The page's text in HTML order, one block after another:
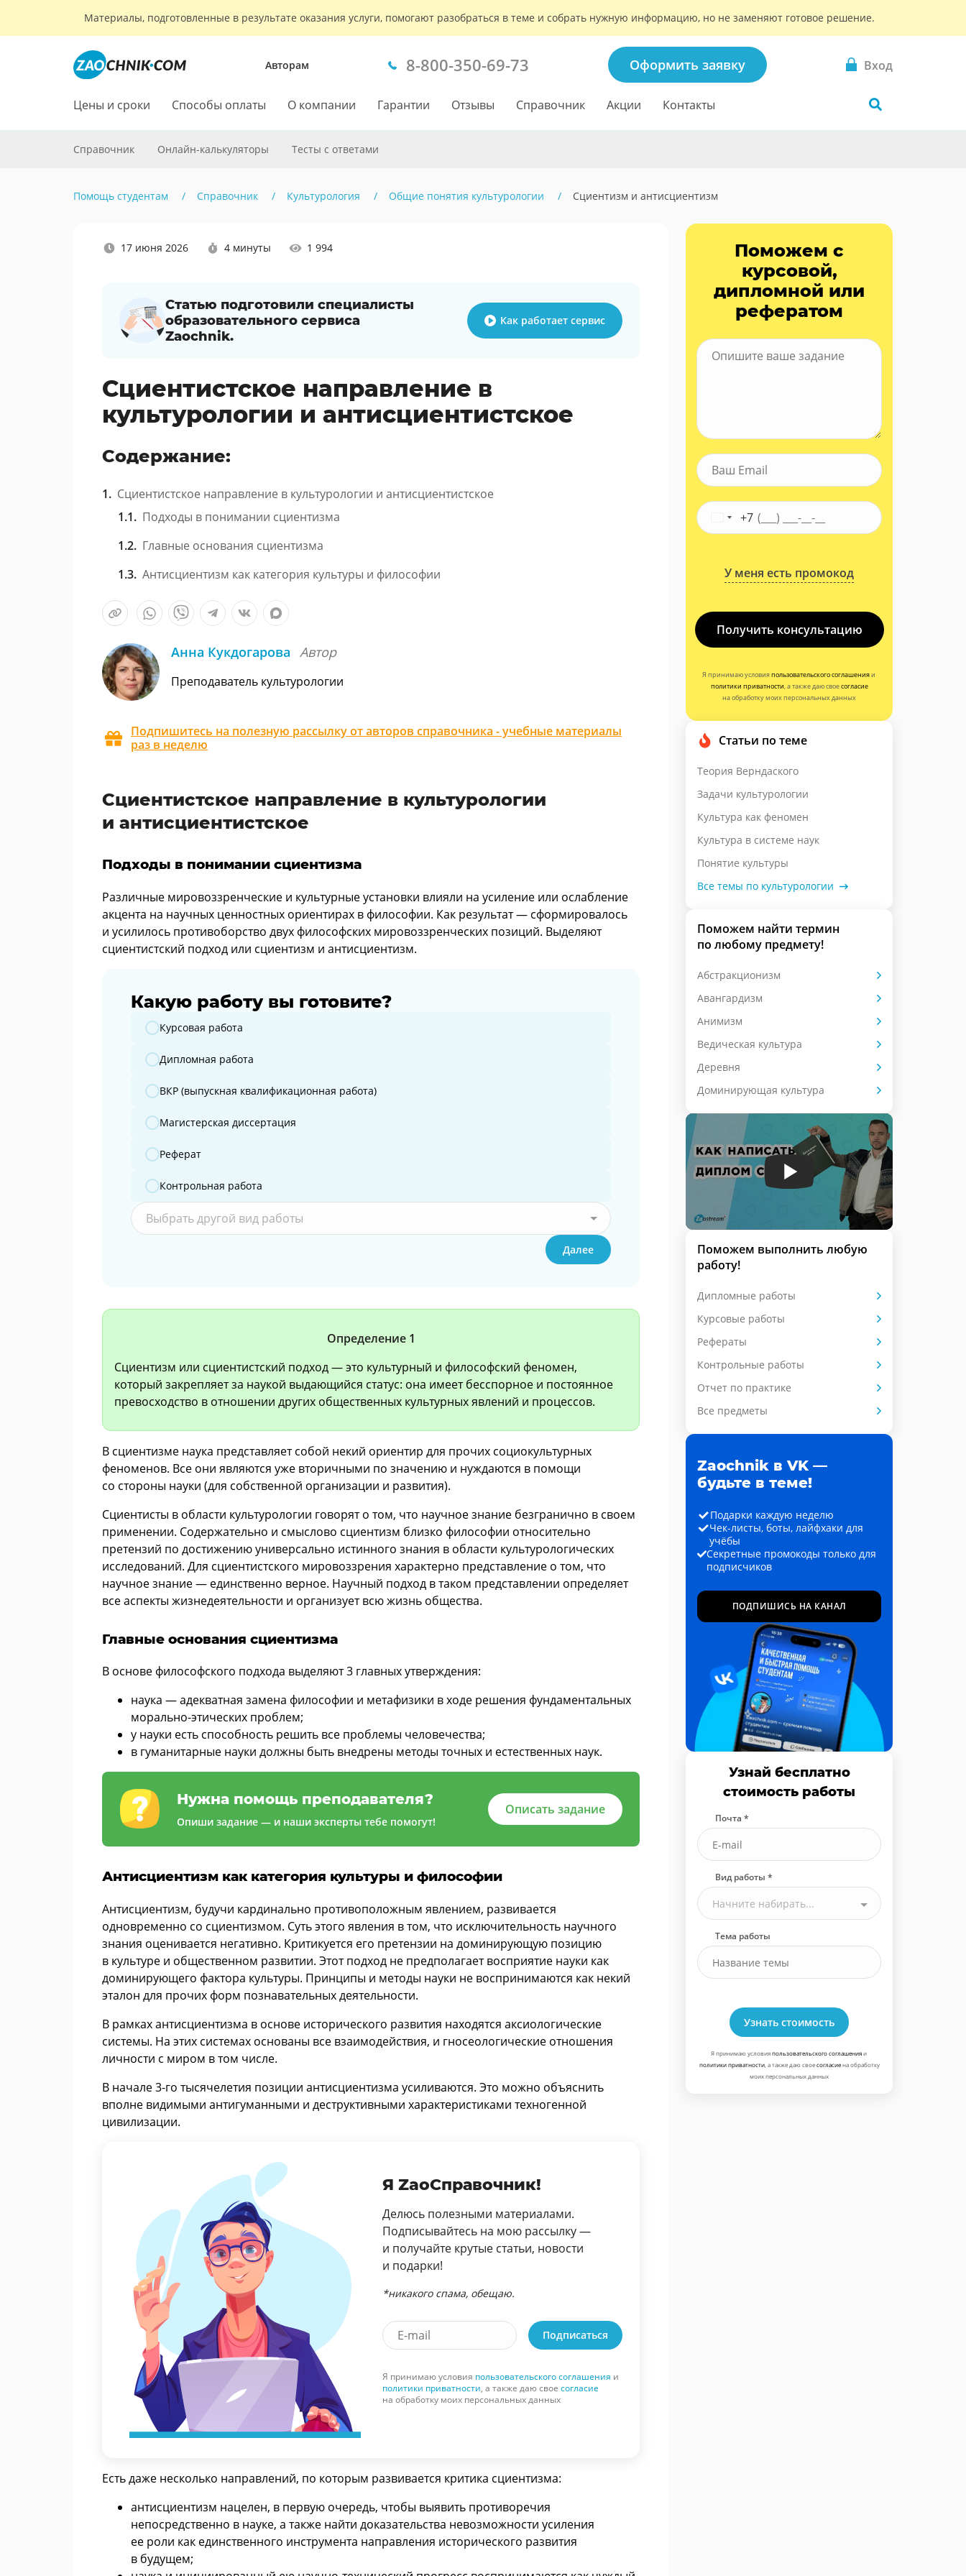
Материалы, подготовленные в результате оказания услуги, помогают разобраться в теме и собрать нужную информацию, но не заменяют готовое решение.
Авторам 8-800-350-69-73 Оформить заявку Вход
Цены и сроки Способы оплаты О компании Гарантии Отзывы Справочник Акции Контакты
Справочник Онлайн-калькуляторы Тесты с ответами
Помощь студентам Справочник Культурология Общие понятия культурологии Сциентизм и антисциентизм
17 июня 2026 4 минуты 1 994
Статью подготовили специалисты
образовательного сервиса
Zaochnik.
Как работает сервис
Сциентистское направление в
культурологии и антисциентистское
Содержание:
Сциентистское направление в культурологии и антисциентистское
Подходы в понимании сциентизма
Главные основания сциентизма
Антисциентизм как категория культуры и философии
Анна Кукдогарова Автор
Преподаватель культурологии
Подпишитесь на полезную рассылку от авторов справочника - учебные материалы
раз в неделю
Сциентистское направление в культурологии
и антисциентистское
Подходы в понимании сциентизма
Различные мировоззренческие и культурные установки влияли на усиление или ослабление
акцента на научных ценностных ориентирах в философии. Как результат — сформировалось
и усилилось противоборство двух философских мировоззренческих позиций. Выделяют
сциентистский подход или сциентизм и антисциентизм.
Какую работу вы готовите?
Какую работу вы готовите?
Курсовая работа
Дипломная работа
ВКР (выпускная квалификационная работа)
Магистерская диссертация
Реферат
Контрольная работа
Выбрать другой вид работы
Далее
Определение 1
Сциентизм или сциентистский подход — это культурный и философский феномен,
который закрепляет за наукой выдающийся статус: она имеет бесспорное и постоянное
превосходство в отношении других общественных культурных явлений и процессов.
В сциентизме наука представляет собой некий ориентир для прочих социокультурных
феноменов. Все они являются уже вторичными по значению и нуждаются в помощи
со стороны науки (для собственной организации и развития).
Сциентисты в области культурологии говорят о том, что научное знание безгранично в своем
применении. Содержательно и смыслово сциентизм близко философии относительно
претензий по достижению универсально истинного знания в области культурологических
исследований. Для сциентистского мировоззрения характерно представление о том, что
научное знание — единственно верное. Научный подход в таком представлении определяет
все аспекты жизнедеятельности и организует всю жизнь общества.
Главные основания сциентизма
В основе философского подхода выделяют 3 главных утверждения:
наука — адекватная замена философии и метафизики в ходе решения фундаментальных
морально-этических проблем;
у науки есть способность решить все проблемы человечества;
в гуманитарные науки должны быть внедрены методы точных и естественных наук.
Нужна помощь преподавателя?
Опиши задание — и наши эксперты тебе помогут!
Описать задание
Антисциентизм как категория культуры и философии
Антисциентизм, будучи кардинально противоположным явлением, развивается
одновременно со сциентизмом. Суть этого явления в том, что исключительность научного
знания оценивается негативно. Критикуется его претензии на доминирующую позицию
в культуре и общественном развитии. Этот подход не предполагает восприятие науки как
доминирующего фактора культуры. Принципы и методы науки не воспринимаются как некий
эталон для прочих форм познавательных деятельности.
В рамках антисциентизма в основе исторического развития находятся аксиологические
системы. На этих системах основаны все взаимодействия, и гносеологические отношения
личности с миром в том числе.
В начале 3-го тысячелетия позиции антисциентизма усиливаются. Это можно объяснить
вполне видимыми антигуманными и деструктивными характеристиками техногенной
цивилизации.
Я ZaoСправочник!
Делюсь полезными материалами.
Подписывайтесь на мою рассылку —
и получайте крутые статьи, новости
и подарки!
*никакого спама, обещаю.
Подписаться
Я принимаю условия пользовательского соглашения и
политики приватности, а также даю свое согласие
на обработку моих персональных данных
Есть даже несколько направлений, по которым развивается критика сциентизма:
антисциентизм нацелен, в первую очередь, чтобы выявить противоречия
непосредственно в науке, а также найти доказательства невозможности усиления
ее роли как единственного инструмента направления исторического развития
в будущем;
Поможем с
курсовой,
дипломной или
рефератом
+7
У меня есть промокод
Получить консультацию
Я принимаю условияпользовательского соглашенияи
политики приватности, а также даю своесогласие
на обработку моих персональных данных
Статьи по теме
Теория Верндаского
Задачи культурологии
Культура как феномен
Культура в системе наук
Понятие культуры
Все темы по культурологии
Поможем найти термин
по любому предмету!
Абстракционизм
Авангардизм
Анимизм
Ведическая культура
Деревня
Доминирующая культура
Поможем выполнить любую
работу!
Дипломные работы
Курсовые работы
Рефераты
Контрольные работы
Отчет по практике
Все предметы
Zaochnik в VK —
будьте в теме!
Подарки каждую неделю
Чек-листы, боты, лайфхаки для
учёбы
Секретные промокоды только для
подписчиков
ПОДПИШИСЬ НА КАНАЛ
Узнай бесплатно
стоимость работы
Почта *
Вид работы *
Начните набирать...
Тема работы
Узнать стоимость
Я принимаю условияпользовательского соглашенияи
политики приватности, а также даю своесогласиена обработку
моих персональных данных